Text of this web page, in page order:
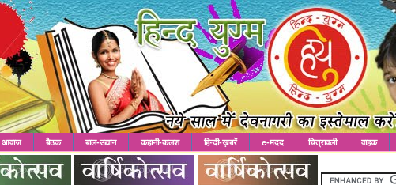
आवाज बैठक बाल-उद्यान कहानी-कलश हिन्दी-ख़बरें e-मदद चित्रावली वाहक